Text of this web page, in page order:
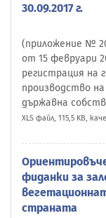
30.09.2017 г.
(приложение №
от 15 февруари
регистрация на
производство
държавна
XLS файл, 115,5 KB,
фиданки за
страната